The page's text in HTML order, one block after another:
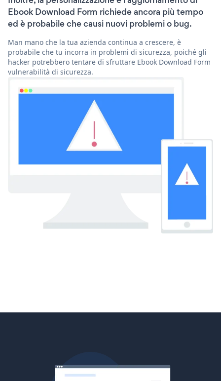
Ebook Download Form richiede ancora più tempo
ed è probabile che causi nuovi problemi o bug.
Man mano che la tua azienda continua a crescere, è
probabile che tu incorra in problemi di sicurezza, poiché gli
hacker potrebbero tentare di sfruttare Ebook Download Form
vulnerabilità di sicurezza.